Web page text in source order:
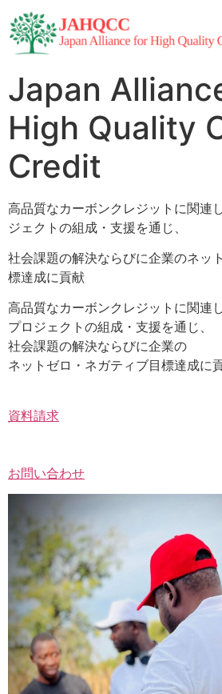
Japan
High Quality
Credit
高品質なカーボンクレジットに関連
ジェクトの組成・支援を通じ、
社会課題の解決ならびに企業のネッ
標達成に貢献​
高品質なカーボンクレジットに関連
プロジェクトの組成・支援を通じ、
社会課題の解決ならびに企業の
ネットゼロ・ネガティブ目標達成に
資料請求
お問い合わせ